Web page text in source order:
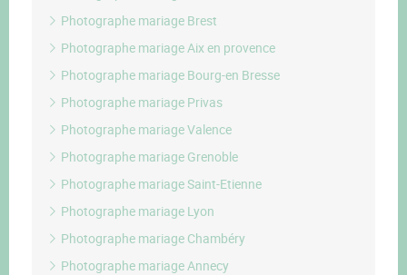
Photographe mariage Brest
Photographe mariage Aix en provence
Photographe mariage Bourg-en Bresse
Photographe mariage Privas
Photographe mariage Valence
Photographe mariage Grenoble
Photographe mariage Saint-Etienne
Photographe mariage Lyon
Photographe mariage Chambéry
Photographe mariage Annecy